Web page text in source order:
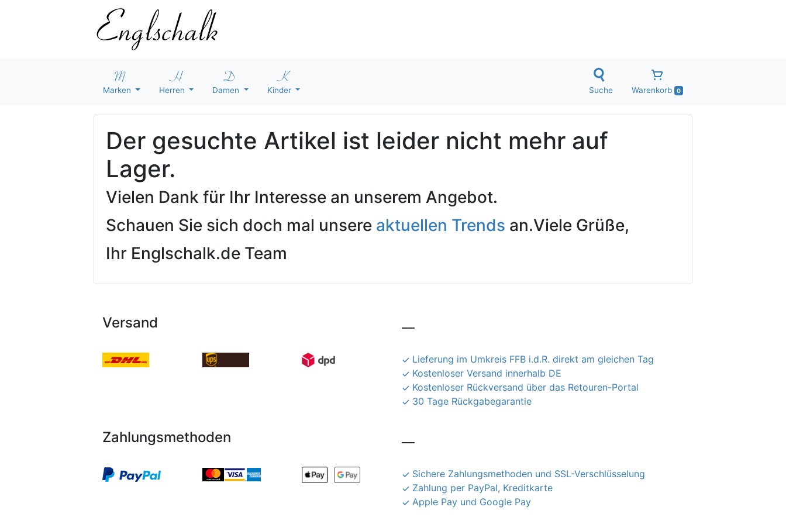
Marken Herren Damen Kinder Suche Warenkorb 0
Der gesuchte Artikel ist leider nicht mehr auf
Lager.
Vielen Dank für Ihr Interesse an unserem Angebot.
Schauen Sie sich doch mal unsere aktuellen Trends an.Viele Grüße,
Ihr Englschalk.de Team
Versand
Lieferung im Umkreis FFB i.d.R. direkt am gleichen Tag
Kostenloser Versand innerhalb DE
Kostenloser Rückversand über das Retouren-Portal
30 Tage Rückgabegarantie
Zahlungsmethoden
Sichere Zahlungsmethoden und SSL-Verschlüsselung
Zahlung per PayPal, Kreditkarte
Apple Pay und Google Pay